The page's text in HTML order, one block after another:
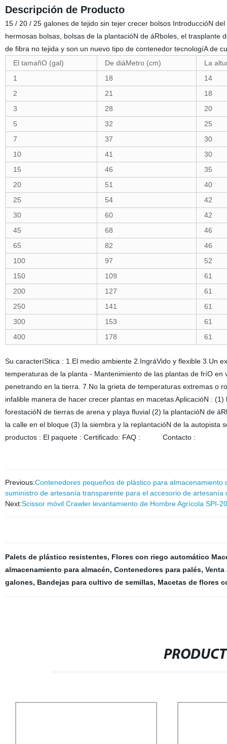
Descripción de Producto
15 / 20 / 25 galones de tejido sin tejer crecer bolsos IntroduccióN
hermosas bolsas, bolsas de la plantacióN de áRboles, el trasplante
de fibra no tejida y son un nuevo tipo de contenedor tecnologíA de
El tamañO (gal)
De diáMetro (cm)
La
1
18
14
2
21
18
3
28
20
5
32
25
7
37
30
10
41
30
15
46
35
20
51
40
25
54
42
30
60
42
45
68
46
65
82
46
100
97
52
150
109
61
200
127
61
250
141
61
300
153
61
400
178 61
Su caracteríStica : 1.El medio ambiente 2.IngráVido y flexible 3.Un
temperaturas de la planta - Mantenimiento de las plantas de fríO
penetrando en la tierra. 7.No la grieta de temperaturas extremas o
infalible manera de hacer crecer plantas en macetas AplicacióN :
forestacióN de tierras de arena y playa fluvial (2) la plantacióN de
la calle en el bloque (3) la siembra y la replantacióN de la
productos : El paquete : Certificado: FAQ : Contacto :
Previous:Contenedores pequeños de plástico para
suministro de artesanía transparente para el accesorio de artesanía
Next:Scissor móvil Crawler levantamiento de Hombre Agrícola SPI-
Palets de plástico resistentes, Flores con riego automático
almacenamiento para almacén, Contenedores para palés, Venta
galones, Bandejas para cultivo de semillas, Macetas de flores